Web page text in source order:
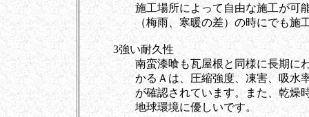
施工場所によって自由な施工が可能。
（梅雨、寒暖の差）の時にでも施工
3強い耐久性
南蛮漆喰も瓦屋根と同様に長期にわた
かるＡは、圧縮強度、凍害、吸水率試
が確認されています。また、乾燥時に
地球環境に優しいです。